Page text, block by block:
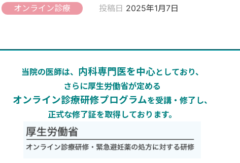
オンライン診療 投稿日 2025年1月7日
当院の医師は、 内科専門医を中心としており、
さらに厚生労働省が定める
オンライン診療研修プログラムを受講・修了し、
正式な修了証を取得しております。